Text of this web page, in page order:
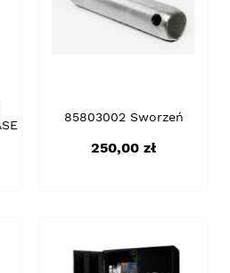
85803002 Sworzeń
Cena
250,00 zł